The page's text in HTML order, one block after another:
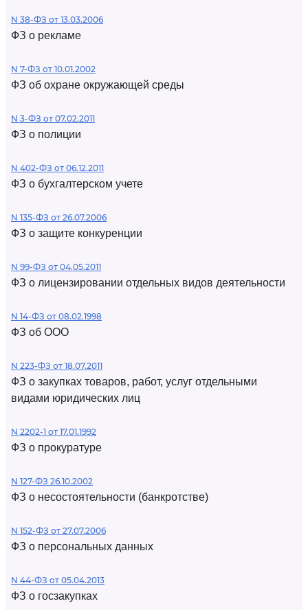
N 38-ФЗ от 13.03.2006
ФЗ о рекламе
N 7-ФЗ от 10.01.2002
ФЗ об охране окружающей среды
N 3-ФЗ от 07.02.2011
ФЗ о полиции
N 402-ФЗ от 06.12.2011
ФЗ о бухгалтерском учете
N 135-ФЗ от 26.07.2006
ФЗ о защите конкуренции
N 99-ФЗ от 04.05.2011
ФЗ о лицензировании отдельных видов деятельности
N 14-ФЗ от 08.02.1998
ФЗ об ООО
N 223-ФЗ от 18.07.2011
ФЗ о закупках товаров, работ, услуг отдельными
видами юридических лиц
N 2202-1 от 17.01.1992
ФЗ о прокуратуре
N 127-ФЗ 26.10.2002
ФЗ о несостоятельности (банкротстве)
N 152-ФЗ от 27.07.2006
ФЗ о персональных данных
N 44-ФЗ от 05.04.2013
ФЗ о госзакупках